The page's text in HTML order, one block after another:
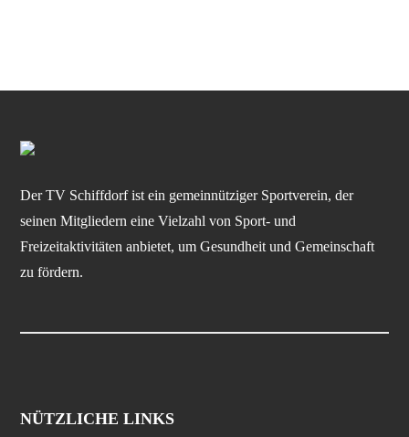
Der TV Schiffdorf ist ein gemeinnütziger Sportverein, der
seinen Mitgliedern eine Vielzahl von Sport- und
Freizeitaktivitäten anbietet, um Gesundheit und Gemeinschaft
zu fördern.
NÜTZLICHE LINKS